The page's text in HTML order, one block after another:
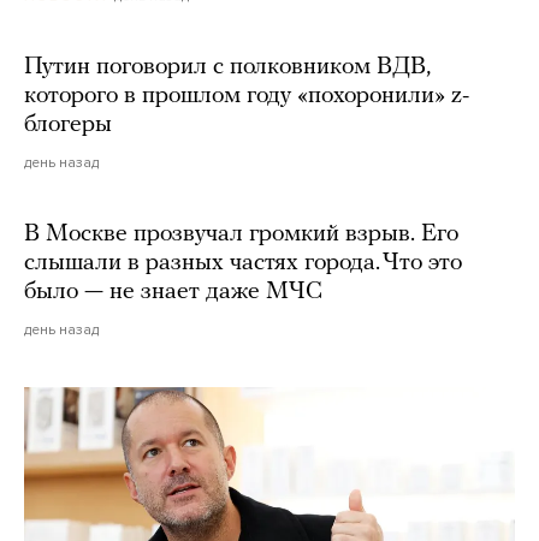
Путин поговорил с полковником ВДВ,
которого в прошлом году «похоронили» z-
блогеры
день назад
В Москве прозвучал громкий взрыв. Его
слышали в разных частях города. Что это
было — не знает даже МЧС
день назад